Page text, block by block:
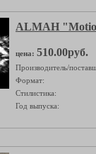
ALMAH
цена: 510.00руб.
Производитель/
Формат:
Стилистика:
Год выпуска: